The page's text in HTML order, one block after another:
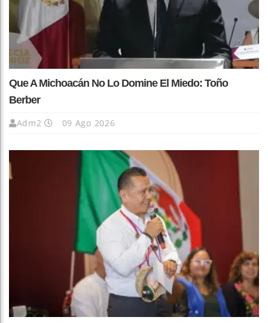
Que A Michoacán No Lo Domine El Miedo: Toño
Berber
Adm2 09 Ago 2026